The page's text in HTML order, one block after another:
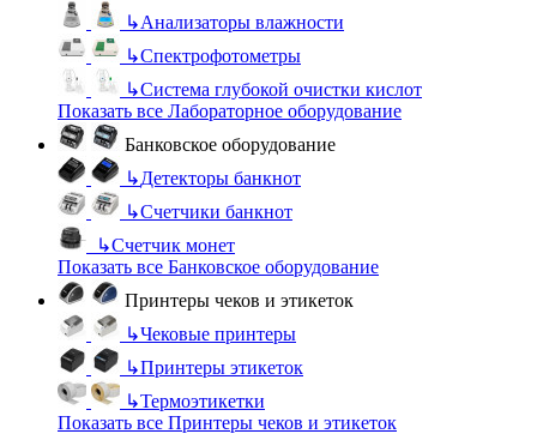
↳Анализаторы влажности
↳Спектрофотометры
↳Система глубокой очистки кислот
Показать все Лабораторное оборудование
Банковское оборудование
↳Детекторы банкнот
↳Счетчики банкнот
↳Счетчик монет
Показать все Банковское оборудование
Принтеры чеков и этикеток
↳Чековые принтеры
↳Принтеры этикеток
↳Термоэтикетки
Показать все Принтеры чеков и этикеток